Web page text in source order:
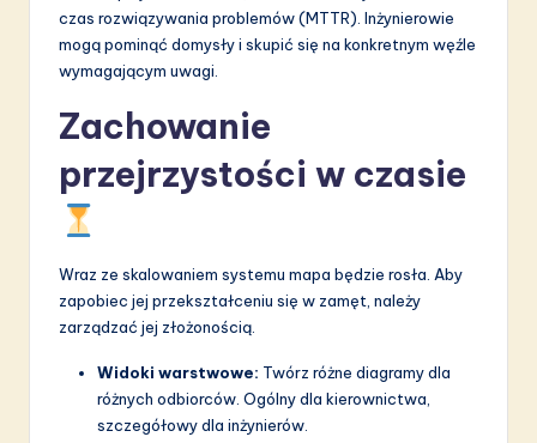
czas rozwiązywania problemów (MTTR). Inżynierowie
mogą pominąć domysły i skupić się na konkretnym węźle
wymagającym uwagi.
Zachowanie
przejrzystości w czasie
Wraz ze skalowaniem systemu mapa będzie rosła. Aby
zapobiec jej przekształceniu się w zamęt, należy
zarządzać jej złożonością.
Widoki warstwowe: Twórz różne diagramy dla
różnych odbiorców. Ogólny dla kierownictwa,
szczegółowy dla inżynierów.